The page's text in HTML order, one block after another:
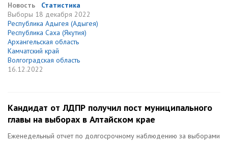
Новость
Статистика
Выборы 18 декабря 2022
Республика Адыгея (Адыгея)
Республика Саха (Якутия)
Архангельская область
Камчатский край
Волгоградская область
16.12.2022
Кандидат от ЛДПР получил пост муниципального
главы на выборах в Алтайском крае
Еженедельный отчет по долгосрочному наблюдению за выборами